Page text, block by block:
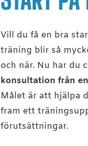
Vill du få en bra
träning blir så
och när. Nu har du
konsultation från
Målet är att hjälpa
fram ett
förutsättningar.